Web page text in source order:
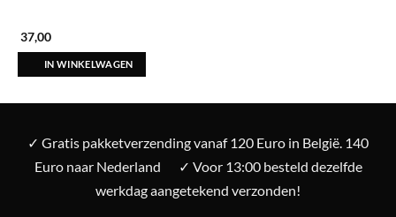
37,00
IN WINKELWAGEN
✓ Gratis pakketverzending vanaf 120 Euro in België. 140
Euro naar Nederland
✓ Voor 13:00 besteld dezelfde
werkdag aangetekend verzonden!